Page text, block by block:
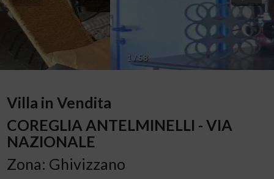
1 / 58
Villa in Vendita
COREGLIA ANTELMINELLI - VIA
NAZIONALE
Zona: Ghivizzano